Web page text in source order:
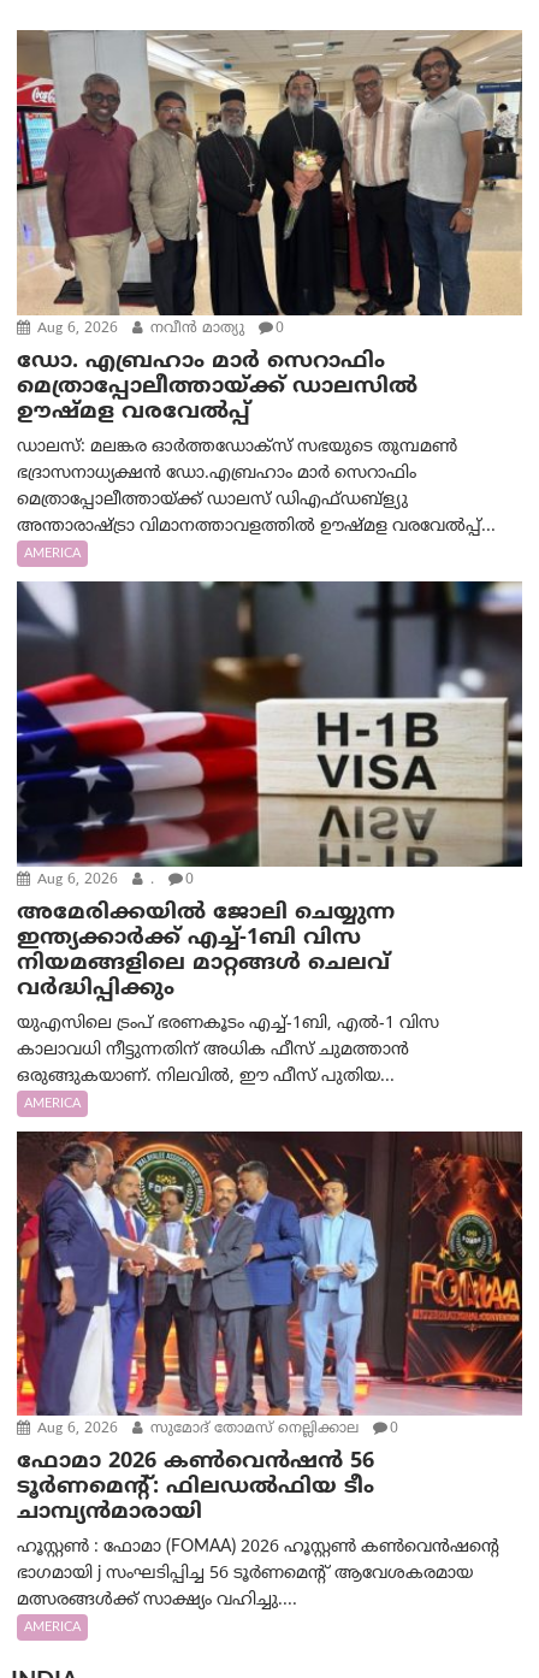
Aug 6, 2026 നവീൻ മാത്യു 0
ഡോ. എബ്രഹാം മാർ സെറാഫിം
മെത്രാപ്പോലീത്തായ്ക്ക് ഡാലസിൽ
ഊഷ്മള വരവേൽപ്പ്
ഡാലസ്: മലങ്കര ഓർത്തഡോക്സ് സഭയുടെ തുമ്പമൺ
ഭദ്രാസനാധ്യക്ഷൻ ഡോ.എബ്രഹാം മാർ സെറാഫിം
മെത്രാപ്പോലീത്തായ്ക്ക് ഡാലസ് ഡിഎഫ്ഡബ്ള്യു
അന്താരാഷ്ട്രാ വിമാനത്താവളത്തിൽ ഊഷ്മള വരവേൽപ്പ്...
AMERICA
Aug 6, 2026 . 0
അമേരിക്കയില്‍ ജോലി ചെയ്യുന്ന
ഇന്ത്യക്കാർക്ക് എച്ച്-1ബി വിസ
നിയമങ്ങളിലെ മാറ്റങ്ങൾ ചെലവ്
വർദ്ധിപ്പിക്കും
യുഎസിലെ ട്രംപ് ഭരണകൂടം എച്ച്-1ബി, എൽ-1 വിസ
കാലാവധി നീട്ടുന്നതിന് അധിക ഫീസ് ചുമത്താൻ
ഒരുങ്ങുകയാണ്. നിലവിൽ, ഈ ഫീസ് പുതിയ...
AMERICA
Aug 6, 2026 സുമോദ് തോമസ് നെല്ലിക്കാല 0
ഫോമാ 2026 കൺവെൻഷൻ 56
ടൂർണമെന്റ്: ഫിലഡൽഫിയ ടീം
ചാമ്പ്യൻമാരായി
ഹൂസ്റ്റൺ : ഫോമാ (FOMAA) 2026 ഹൂസ്റ്റൺ കൺവെൻഷന്റെ
ഭാഗമായി j സംഘടിപ്പിച്ച 56 ടൂർണമെന്റ് ആവേശകരമായ
മത്സരങ്ങൾക്ക് സാക്ഷ്യം വഹിച്ചു....
AMERICA